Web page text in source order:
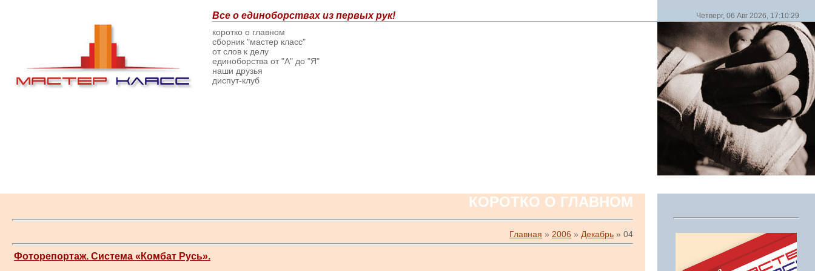
Все о единоборствах из первых рук! Четверг, 06 Авг 2026, 17:10:29
коротко о главном
сборник "мастер класс"
от слов к делу
единоборства от "А" до "Я"
наши друзья
диспут-клуб
КОРОТКО О ГЛАВНОМ
Главная » 2006 » Декабрь » 04
Фоторепортаж. Система «Комбат Русь».